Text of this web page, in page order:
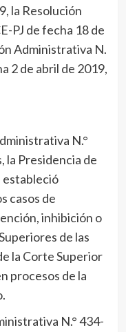
la Resolución
PJ de fecha 18 de
Administrativa N.
2 de abril de 2019,
N.°
la Presidencia de
estableció
casos de
inhibición o
de las
la Corte Superior
procesos de la
N.° 434-